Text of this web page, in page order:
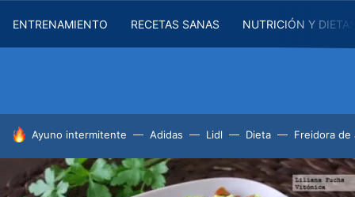
ENTRENAMIENTO RECETAS SANAS NUTRICIÓN Y
HOY SE HABLA DE
Ayuno intermitente Adidas Lidl Dieta Freidora de